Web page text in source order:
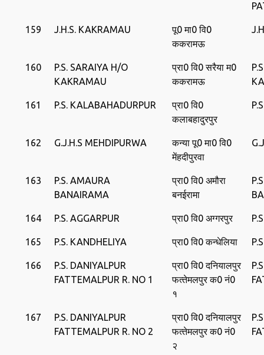
159 J.H.S. KAKRAMAU
पू0 मा0 वि0
ककरामऊ
160
P.S. SARAIYA H/O
KAKRAMAU
प्रा0 वि0 सरैया म0
ककरामऊ
161 P.S. KALABAHADURPUR
प्रा0 वि0
कलाबहादुरपुर
162 G.J.H.S MEHDIPURWA
कन्‍या पू0 मा0 वि0
मेंहदीपुरवा
163
P.S. AMAURA
BANAIRAMA
प्रा0 वि0 अमौरा
बनईरामा
164 P.S. AGGARPUR प्रा0 वि0 अग्‍गरपुर
165 P.S. KANDHELIYA प्रा0 वि0 कन्‍धेलिया
166
P.S. DANIYALPUR
FATTEMALPUR R. NO 1
प्रा0 वि0 दनियालपुर
फत्‍तेमलपुर क0 नं0
१
167
P.S. DANIYALPUR
FATTEMALPUR R. NO 2
प्रा0 वि0 दनियालपुर
फत्‍तेमलपुर क0 नं0
२